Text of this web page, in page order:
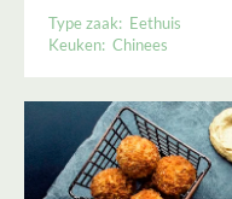
Type zaak: Eethuis
Keuken: Chinees